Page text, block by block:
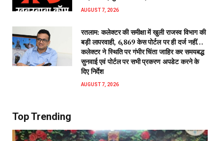
AUGUST 7, 2026
रतलाम: कलेक्टर की समीक्षा में खुली राजस्व विभाग की
बड़ी लापरवाही, 6,869 केस पोर्टल पर ही दर्ज नहीं…
कलेक्टर ने स्थिति पर गंभीर चिंता जाहिर कर समयबद्ध
सुनवाई एवं पोर्टल पर सभी प्रकरण अपडेट करने के
दिए निर्देश
AUGUST 7, 2026
Top Trending